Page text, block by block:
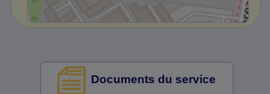
Documents du service